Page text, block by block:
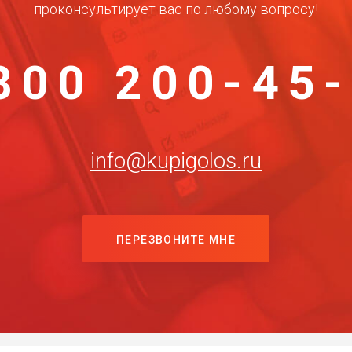
проконсультирует вас по любому вопросу!
200-
info@kupigolos.ru
ПЕРЕЗВОНИТЕ МНЕ